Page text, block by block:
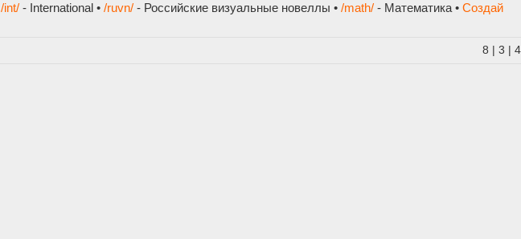
/int/ - International • /ruvn/ - Российские визуальные новеллы • /math/ - Математика • Создай
8 3 4